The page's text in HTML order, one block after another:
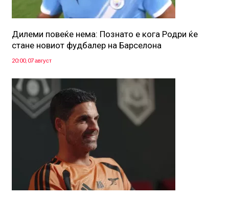
Дилеми повеќе нема: Познато е кога Родри ќе
стане новиот фудбалер на Барселона
20:00, 07 август